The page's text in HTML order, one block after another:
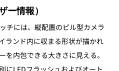
ー情報）
チには、縦配置のピル型カメラ
ランド内に収まる形状が描かれ
を内包できる大きさに見える。